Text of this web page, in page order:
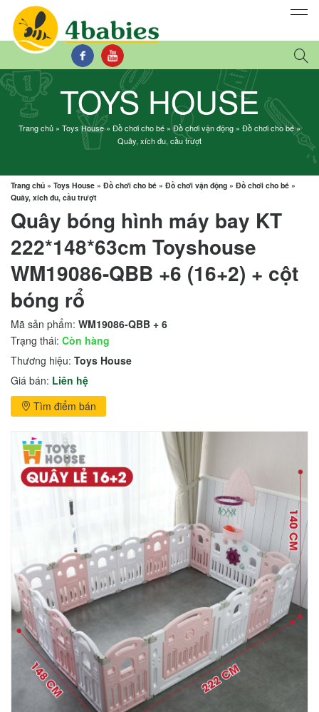
TOYS HOUSE
Trang chủ » Toys House» Đồ chơi cho bé »Đồ chơi vận động » Đồ chơi cho bé»
Quây, xích đu, cầu trượt
Trang chủ » Toys House » Đồ chơi cho bé » Đồ chơi vận động » Đồ chơi cho bé »
Quây, xích đu, cầu trượt
Quây bóng hình máy bay KT
222*148*63cm Toyshouse
WM19086-QBB +6 (16+2) + cột
bóng rổ
Mã sản phẩm: WM19086-QBB + 6
Trạng thái: Còn hàng
Thương hiệu: Toys House
Giá bán: Liên hệ
Tìm điểm bán